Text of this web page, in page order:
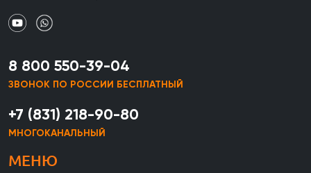
8 800 550-39-04
ЗВОНОК ПО РОССИИ БЕСПЛАТНЫЙ
+7 (831) 218-90-80
МНОГОКАНАЛЬНЫЙ
МЕНЮ